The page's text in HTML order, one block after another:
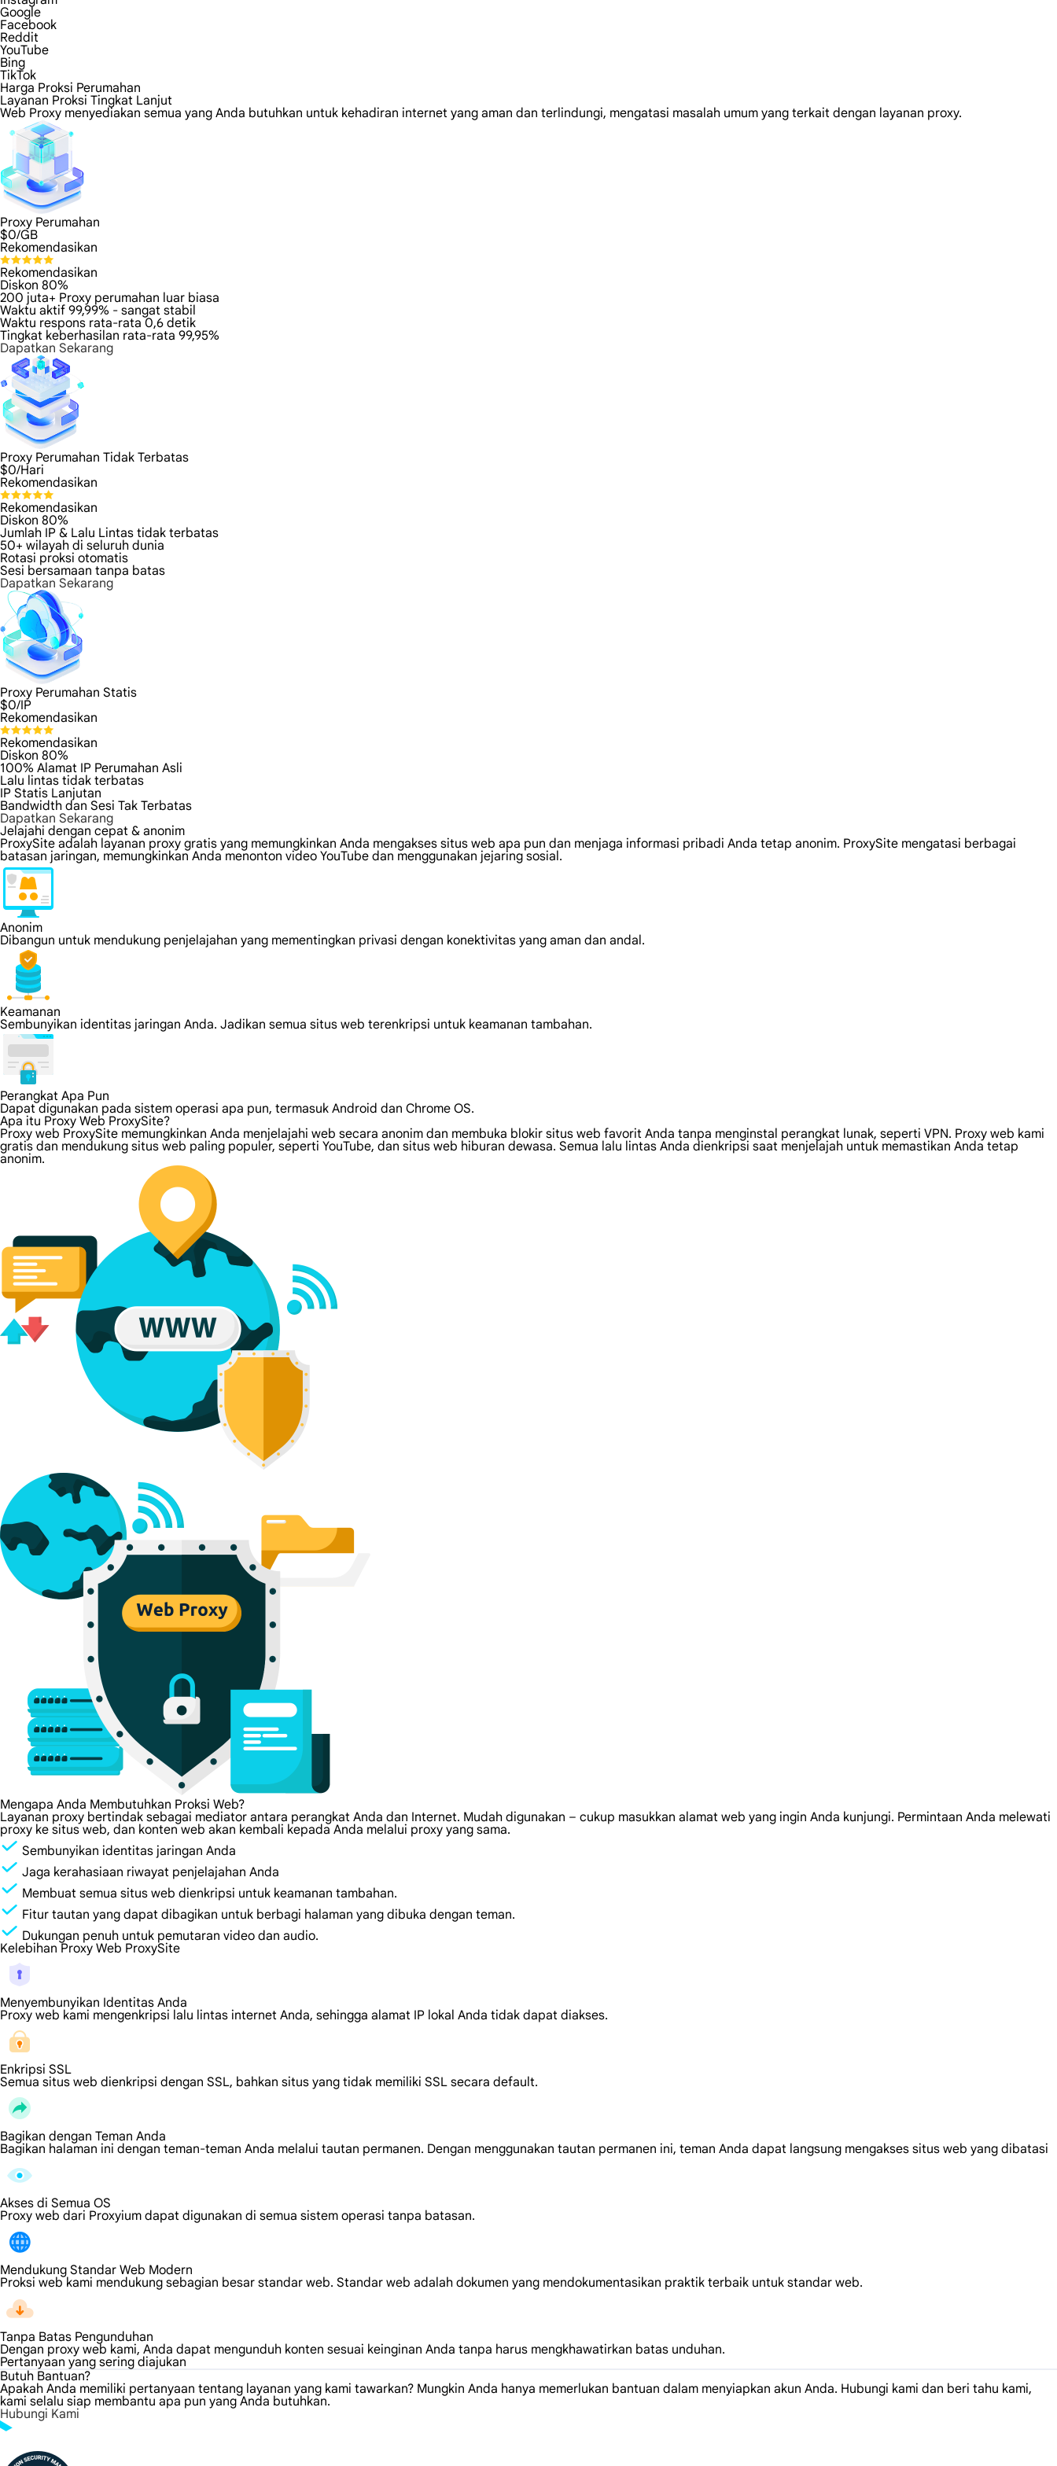
Google
Facebook
Reddit
YouTube
Bing
TikTok
Harga Proksi Perumahan
Layanan Proksi Tingkat Lanjut
Web Proxy menyediakan semua yang Anda butuhkan untuk kehadiran internet yang aman dan terlindungi, mengatasi masalah umum yang terkait dengan layanan proxy.
Proxy Perumahan
$0/GB
Rekomendasikan
Rekomendasikan
Diskon 80%
200 juta+ Proxy perumahan luar biasa
Waktu aktif 99,99% - sangat stabil
Waktu respons rata-rata 0,6 detik
Tingkat keberhasilan rata-rata 99,95%
Dapatkan Sekarang
Proxy Perumahan Tidak Terbatas
$0/Hari
Rekomendasikan
Rekomendasikan
Diskon 80%
Jumlah IP & Lalu Lintas tidak terbatas
50+ wilayah di seluruh dunia
Rotasi proksi otomatis
Sesi bersamaan tanpa batas
Dapatkan Sekarang
Proxy Perumahan Statis
$0/IP
Rekomendasikan
Rekomendasikan
Diskon 80%
100% Alamat IP Perumahan Asli
Lalu lintas tidak terbatas
IP Statis Lanjutan
Bandwidth dan Sesi Tak Terbatas
Dapatkan Sekarang
Jelajahi dengan cepat & anonim
ProxySite adalah layanan proxy gratis yang memungkinkan Anda mengakses situs web apa pun dan menjaga informasi pribadi Anda tetap anonim. ProxySite mengatasi berbagai
batasan jaringan, memungkinkan Anda menonton video YouTube dan menggunakan jejaring sosial.
Anonim
Dibangun untuk mendukung penjelajahan yang mementingkan privasi dengan konektivitas yang aman dan andal.
Keamanan
Sembunyikan identitas jaringan Anda. Jadikan semua situs web terenkripsi untuk keamanan tambahan.
Perangkat Apa Pun
Dapat digunakan pada sistem operasi apa pun, termasuk Android dan Chrome OS.
Apa itu Proxy Web ProxySite?
Proxy web ProxySite memungkinkan Anda menjelajahi web secara anonim dan membuka blokir situs web favorit Anda tanpa menginstal perangkat lunak, seperti VPN. Proxy web kami
gratis dan mendukung situs web paling populer, seperti YouTube, dan situs web hiburan dewasa. Semua lalu lintas Anda dienkripsi saat menjelajah untuk memastikan Anda tetap
anonim.
Mengapa Anda Membutuhkan Proksi Web?
Layanan proxy bertindak sebagai mediator antara perangkat Anda dan Internet. Mudah digunakan – cukup masukkan alamat web yang ingin Anda kunjungi. Permintaan Anda melewati
proxy ke situs web, dan konten web akan kembali kepada Anda melalui proxy yang sama.
Sembunyikan identitas jaringan Anda
Jaga kerahasiaan riwayat penjelajahan Anda
Membuat semua situs web dienkripsi untuk keamanan tambahan.
Fitur tautan yang dapat dibagikan untuk berbagi halaman yang dibuka dengan teman.
Dukungan penuh untuk pemutaran video dan audio.
Kelebihan Proxy Web ProxySite
Menyembunyikan Identitas Anda
Proxy web kami mengenkripsi lalu lintas internet Anda, sehingga alamat IP lokal Anda tidak dapat diakses.
Enkripsi SSL
Semua situs web dienkripsi dengan SSL, bahkan situs yang tidak memiliki SSL secara default.
Bagikan dengan Teman Anda
Bagikan halaman ini dengan teman-teman Anda melalui tautan permanen. Dengan menggunakan tautan permanen ini, teman Anda dapat langsung mengakses situs web yang dibatasi
Akses di Semua OS
Proxy web dari Proxyium dapat digunakan di semua sistem operasi tanpa batasan.
Mendukung Standar Web Modern
Proksi web kami mendukung sebagian besar standar web. Standar web adalah dokumen yang mendokumentasikan praktik terbaik untuk standar web.
Tanpa Batas Pengunduhan
Dengan proxy web kami, Anda dapat mengunduh konten sesuai keinginan Anda tanpa harus mengkhawatirkan batas unduhan.
Pertanyaan yang sering diajukan
Butuh Bantuan?
Apakah Anda memiliki pertanyaan tentang layanan yang kami tawarkan? Mungkin Anda hanya memerlukan bantuan dalam menyiapkan akun Anda. Hubungi kami dan beri tahu kami,
kami selalu siap membantu apa pun yang Anda butuhkan.
Hubungi Kami